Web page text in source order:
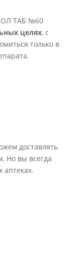
ТАБ №60
целях, с
только в
доставлять
Но вы всегда
аптеках.